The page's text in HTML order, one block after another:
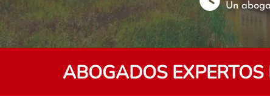
Un
ABOGADOS